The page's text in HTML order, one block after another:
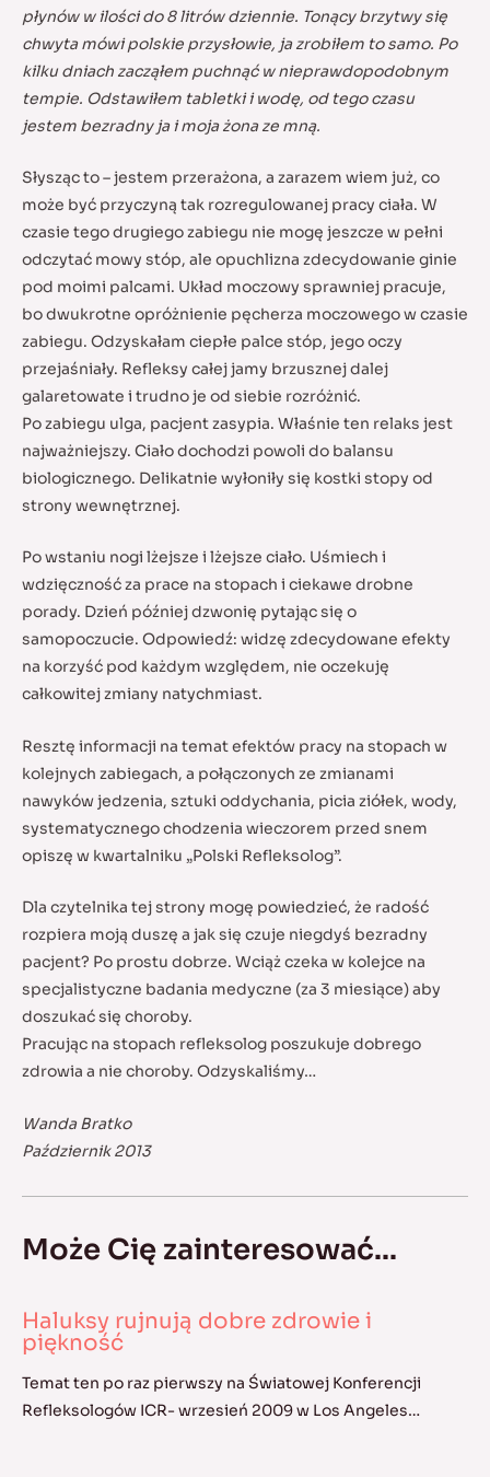
płynów w ilości do 8 litrów dziennie. Tonący brzytwy się
chwyta mówi polskie przysłowie, ja zrobiłem to samo. Po
kilku dniach zacząłem puchnąć w nieprawdopodobnym
tempie. Odstawiłem tabletki i wodę, od tego czasu
jestem bezradny ja i moja żona ze mną.
Słysząc to – jestem przerażona, a zarazem wiem już, co
może być przyczyną tak rozregulowanej pracy ciała. W
czasie tego drugiego zabiegu nie mogę jeszcze w pełni
odczytać mowy stóp, ale opuchlizna zdecydowanie ginie
pod moimi palcami. Układ moczowy sprawniej pracuje,
bo dwukrotne opróżnienie pęcherza moczowego w czasie
zabiegu. Odzyskałam ciepłe palce stóp, jego oczy
przejaśniały. Refleksy całej jamy brzusznej dalej
galaretowate i trudno je od siebie rozróżnić.
Po zabiegu ulga, pacjent zasypia. Właśnie ten relaks jest
najważniejszy. Ciało dochodzi powoli do balansu
biologicznego. Delikatnie wyłoniły się kostki stopy od
strony wewnętrznej.
Po wstaniu nogi lżejsze i lżejsze ciało. Uśmiech i
wdzięczność za prace na stopach i ciekawe drobne
porady. Dzień później dzwonię pytając się o
samopoczucie. Odpowiedź: widzę zdecydowane efekty
na korzyść pod każdym względem, nie oczekuję
całkowitej zmiany natychmiast.
Resztę informacji na temat efektów pracy na stopach w
kolejnych zabiegach, a połączonych ze zmianami
nawyków jedzenia, sztuki oddychania, picia ziółek, wody,
systematycznego chodzenia wieczorem przed snem
opiszę w kwartalniku „Polski Refleksolog”.
Dla czytelnika tej strony mogę powiedzieć, że radość
rozpiera moją duszę a jak się czuje niegdyś bezradny
pacjent? Po prostu dobrze. Wciąż czeka w kolejce na
specjalistyczne badania medyczne (za 3 miesiące) aby
doszukać się choroby.
Pracując na stopach refleksolog poszukuje dobrego
zdrowia a nie choroby. Odzyskaliśmy…
Wanda Bratko
Październik 2013
Może Cię zainteresować...
Haluksy rujnują dobre zdrowie i
piękność
Temat ten po raz pierwszy na Światowej Konferencji
Refleksologów ICR- wrzesień 2009 w Los Angeles…